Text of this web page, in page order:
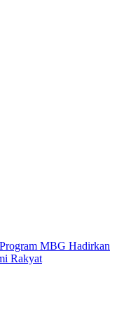
MBG Hadirkan
Rakyat